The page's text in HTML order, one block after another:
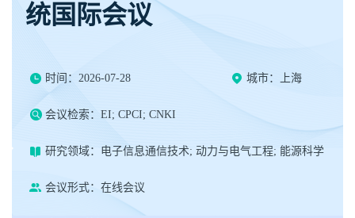
统国际会议
时间：2026-07-28 城市：上海
会议检索：EI; CPCI; CNKI
研究领域：电子信息通信技术; 动力与电气工程; 能源科学
会议形式：在线会议